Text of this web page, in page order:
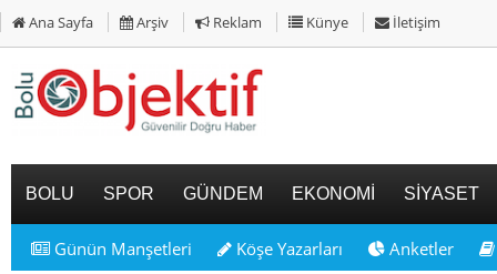
Ana Sayfa Arşiv Reklam Künye İletişim
BOLU SPOR GÜNDEM EKONOMİ SİYASET
Günün Manşetleri Köşe Yazarları Anketler